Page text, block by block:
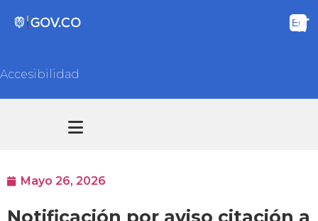
Accesibilidad
Mayo 26, 2026